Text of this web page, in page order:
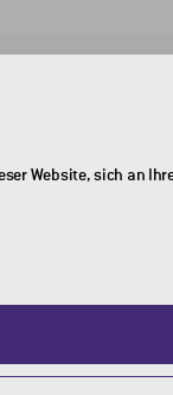
Website, sich an